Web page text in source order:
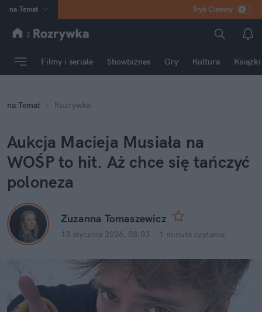
na:Temat
INN Poland
mama
Rozrywka
Tryb Ciemny
Filmy i seriale Showbiznes Gry Kultura Książki
na:Temat Rozrywka
Aukcja Macieja Musiała na
WOŚP to hit. Aż chce się tańczyć
poloneza
Zuzanna Tomaszewicz
13 stycznia 2026, 08:03 1 minuta czytania